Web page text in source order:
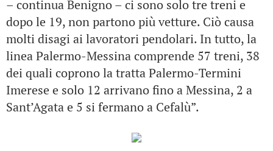
– continua Benigno – ci sono solo tre treni e
dopo le 19, non partono più vetture. Ciò causa
molti disagi ai lavoratori pendolari. In tutto, la
linea Palermo-Messina comprende 57 treni, 38
dei quali coprono la tratta Palermo-Termini
Imerese e solo 12 arrivano fino a Messina, 2 a
Sant’Agata e 5 si fermano a Cefalù”.